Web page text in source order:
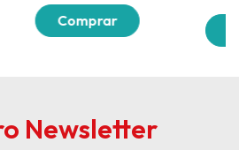
Newsletter